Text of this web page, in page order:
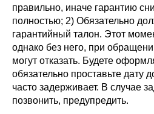
правильно, иначе гарантию
полностью; 2) Обязательно
гарантийный талон. Этот
однако без него, при
могут отказать. Будете
обязательно проставьте дату
часто задерживает. В случае
позвонить, предупредить.